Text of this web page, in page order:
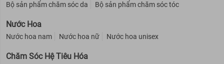
Bộ sản phẩm chăm sóc da Bộ sản phẩm chăm sóc tóc
Nước Hoa
Nước hoa nam Nước hoa nữ Nước hoa unisex
Chăm Sóc Hệ Tiêu Hóa